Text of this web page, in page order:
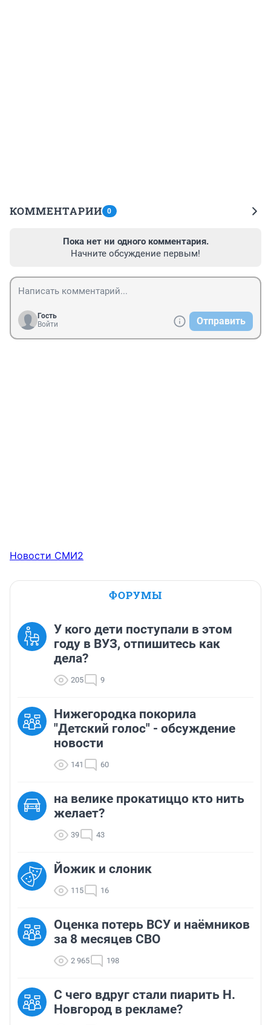
КОММЕНТАРИИ 0
Пока нет ни одного комментария.
Начните обсуждение первым!
Гость
Войти
Отправить
Новости СМИ2
ФОРУМЫ
У кого дети поступали в этом
году в ВУЗ, отпишитесь как
дела?
205 9
Нижегородка покорила
"Детский голос" - обсуждение
новости
141 60
на велике прокатиццо кто нить
желает?
39 43
Йожик и слоник
115 16
Оценка потерь ВСУ и наёмников
за 8 месяцев СВО
2 965 198
С чего вдруг стали пиарить Н.
Новгород в рекламе?